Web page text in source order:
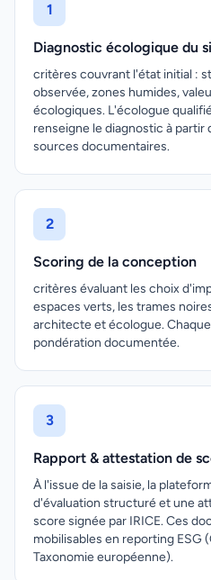
1
Diagnostic écologique du
critères couvrant l'état initial :
observée, zones humides,
écologiques. L'écologue
renseigne le diagnostic à partir
sources documentaires.
2
Scoring de la conception
critères évaluant les choix
espaces verts, les trames
architecte et écologue.
pondération documentée.
3
Rapport & attestation de
À l'issue de la saisie, la
d'évaluation structuré et une
score signée par IRICE. Ces
mobilisables en reporting ESG
Taxonomie européenne).